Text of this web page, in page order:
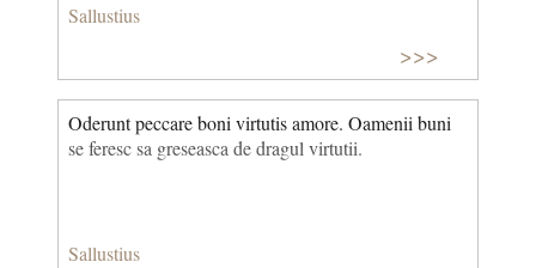
Sallustius
>>>
Oderunt peccare boni virtutis amore. Oamenii buni
se feresc sa greseasca de dragul virtutii.
Sallustius